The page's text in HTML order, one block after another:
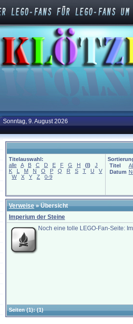
Sonntag, 9. August 2026
Titelauswahl:
alle
A B C D E F G H (I)
J
K
L M N O P Q R S T U
V
W
X Y Z 0-9
Titel
Datum
Verweise» Übersicht
Imperium der Steine
Noch eine tolle LEGO-Fan-Seite:
Seiten(1):(1)